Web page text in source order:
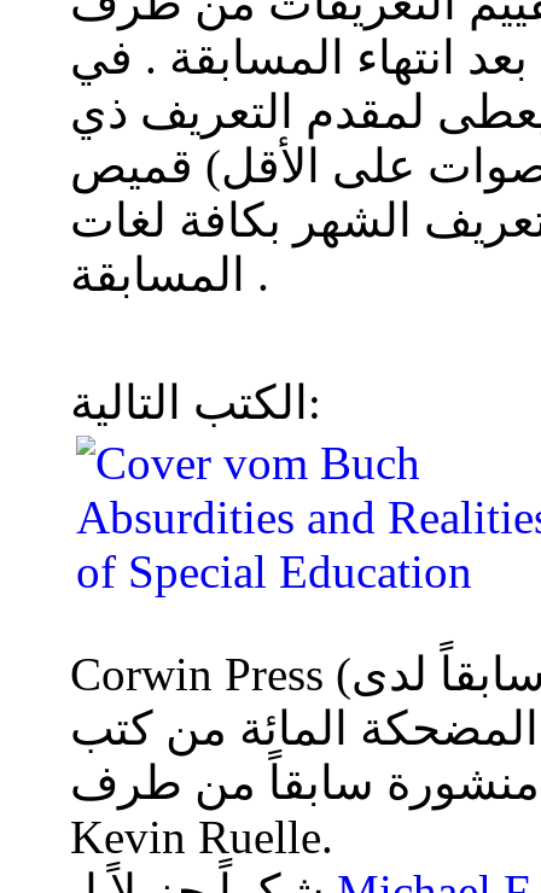
انتهاء المسابقة . في
لمقدم التعريف ذي
على الأقل) قميص
الشهر بكافة لغات
المسابقة .
الكتب التالية:
المائة من كتب
Kevin Ruelle.